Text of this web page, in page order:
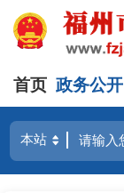
首页 政务公开